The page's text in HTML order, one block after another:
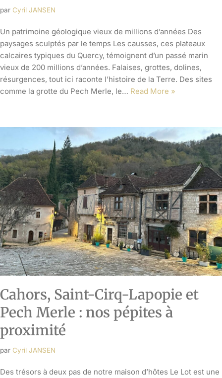
par Cyril JANSEN
Un patrimoine géologique vieux de millions d’années Des
paysages sculptés par le temps Les causses, ces plateaux
calcaires typiques du Quercy, témoignent d’un passé marin
vieux de 200 millions d’années. Falaises, grottes, dolines,
résurgences, tout ici raconte l’histoire de la Terre. Des sites
comme la grotte du Pech Merle, le… Read More »
Cahors, Saint-Cirq-Lapopie et
Pech Merle : nos pépites à
proximité
par Cyril JANSEN
Des trésors à deux pas de notre maison d’hôtes Le Lot est une